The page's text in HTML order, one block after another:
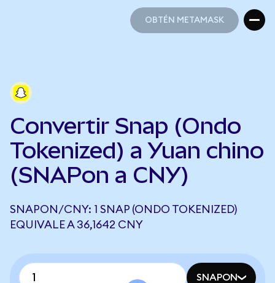
OBTÉN METAMASK
Convertir Snap (Ondo
Tokenized) a Yuan chino
(SNAPon a CNY)
SNAPON/CNY: 1 SNAP (ONDO TOKENIZED)
EQUIVALE A 36,1642 CNY
SNAPON